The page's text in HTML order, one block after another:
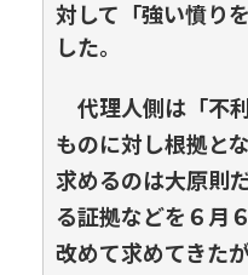
対して「強い憤り
した。
代理人側は「不
ものに対し根拠と
求めるのは大原則
る証拠などを６月
改めて求めてきた